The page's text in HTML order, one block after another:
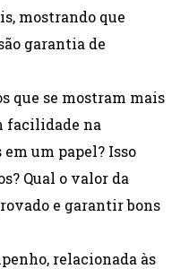
mostrando que
garantia de
que se mostram mais
facilidade na
um papel? Isso
Qual o valor da
e garantir bons
relacionada às